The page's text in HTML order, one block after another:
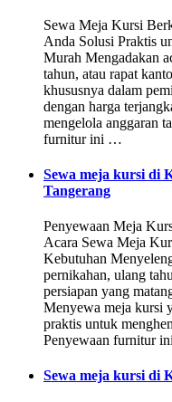
Sewa Meja Kursi
Anda Solusi Praktis
Murah Mengadakan
tahun, atau rapat
khususnya dalam
dengan harga
mengelola anggaran
furnitur ini …
Sewa meja kursi di
Tangerang
Penyewaan Meja
Acara Sewa Meja
Kebutuhan
pernikahan, ulang
persiapan yang
Menyewa meja kursi
praktis untuk
Penyewaan furnitur
Sewa meja kursi di